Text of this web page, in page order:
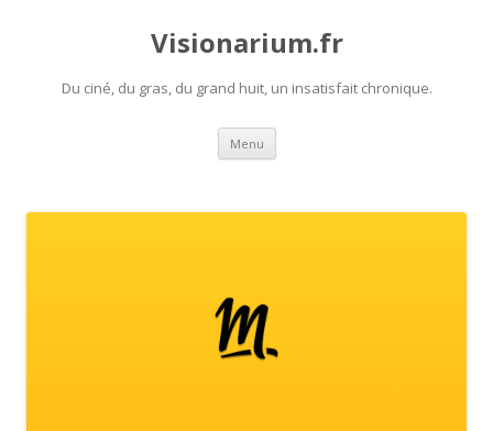
Visionarium.fr
Du ciné, du gras, du grand huit, un insatisfait chronique.
Menu Aller
contenu